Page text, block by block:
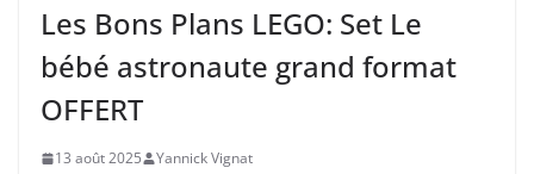
Les Bons Plans LEGO: Set Le
bébé astronaute grand format
OFFERT
13 août 2025 Yannick Vignat